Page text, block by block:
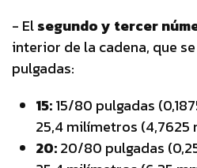
- Elsegundo y tercer
interior de la cadena, que
pulgadas:
15:15/80 pulgadas
25,4 milímetros (4,7625
20:20/80 pulgadas